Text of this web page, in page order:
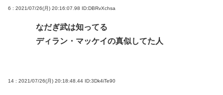
6 : 2021/07/26(月) 20:16:07.98 ID:DBRvXchsa
なだぎ武は知ってる
ディラン・マッケイの真似してた人
14 : 2021/07/26(月) 20:18:48.44 ID:3Dk4iTe90